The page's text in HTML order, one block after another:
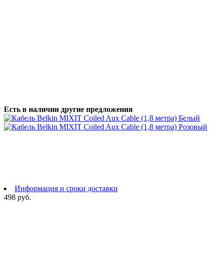
Есть в наличии другие предложения
Информация и сроки доставки
498 руб.